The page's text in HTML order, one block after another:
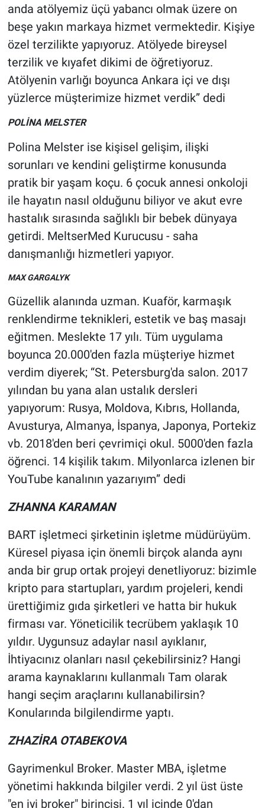
anda atölyemiz üçü yabancı olmak üzere on
beşe yakın markaya hizmet vermektedir. Kişiye
özel terzilikte yapıyoruz. Atölyede bireysel
terzilik ve kıyafet dikimi de öğretiyoruz.
Atölyenin varlığı boyunca Ankara içi ve dışı
yüzlerce müşterimize hizmet verdik” dedi
POLİNA MELSTER
Polina Melster ise kişisel gelişim, ilişki
sorunları ve kendini geliştirme konusunda
pratik bir yaşam koçu. 6 çocuk annesi onkoloji
ile hayatın nasıl olduğunu biliyor ve akut evre
hastalık sırasında sağlıklı bir bebek dünyaya
getirdi. MeltserMed Kurucusu - saha
danışmanlığı hizmetleri yapıyor.
MAX GARGALYK
Güzellik alanında uzman. Kuaför, karmaşık
renklendirme teknikleri, estetik ve baş masajı
eğitmen. Meslekte 17 yılı. Tüm uygulama
boyunca 20.000'den fazla müşteriye hizmet
verdim diyerek; “St. Petersburg'da salon. 2017
yılından bu yana alan ustalık dersleri
yapıyorum: Rusya, Moldova, Kıbrıs, Hollanda,
Avusturya, Almanya, İspanya, Japonya, Portekiz
vb. 2018'den beri çevrimiçi okul. 5000'den fazla
öğrenci. 14 kişilik takım. Milyonlarca izlenen bir
YouTube kanalının yazarıyım” dedi
ZHANNA KARAMAN
BART işletmeci şirketinin işletme müdürüyüm.
Küresel piyasa için önemli birçok alanda aynı
anda bir grup ortak projeyi denetliyoruz: bizimle
kripto para startupları, yardım projeleri, kendi
ürettiğimiz gıda şirketleri ve hatta bir hukuk
firması var. Yöneticilik tecrübem yaklaşık 10
yıldır. Uygunsuz adaylar nasıl ayıklanır,
İhtiyacınız olanları nasıl çekebilirsiniz? Hangi
arama kaynaklarını kullanmalı Tam olarak
hangi seçim araçlarını kullanabilirsin?
Konularında bilgilendirme yaptı.
ZHAZİRA OTABEKOVA
Gayrimenkul Broker. Master MBA, işletme
yönetimi hakkında bilgiler verdi. 2 yıl üst üste
"en iyi broker" birincisi. 1 yıl içinde 0'dan